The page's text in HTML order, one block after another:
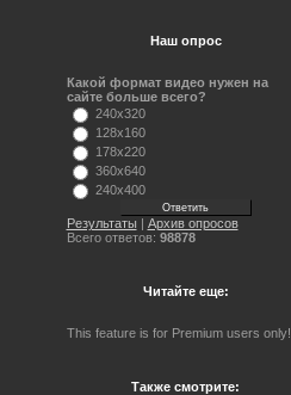
Наш опрос
Какой формат видео нужен на
сайте больше всего?
240x320
128x160
178x220
360x640
240x400
Результаты | Архив опросов
Всего ответов: 98878
Читайте еще:
This feature is for Premium users only!
Также смотрите: